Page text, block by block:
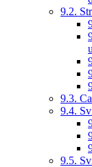
9.2.
9.3.
9.4.
9.5.